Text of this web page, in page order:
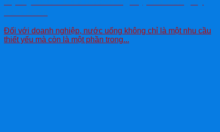
Đối với doanh nghiệp, nước uống không chỉ là một nhu cầu
thiết yếu mà còn là một phần trong...